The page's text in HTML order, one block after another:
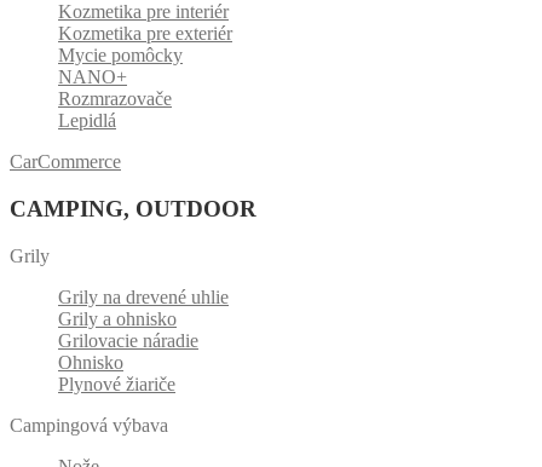
Kozmetika pre interiér
Kozmetika pre exteriér
Mycie pomôcky
NANO+
Rozmrazovače
Lepidlá
CarCommerce
CAMPING, OUTDOOR
Grily
Grily na drevené uhlie
Grily a ohnisko
Grilovacie náradie
Ohnisko
Plynové žiariče
Campingová výbava